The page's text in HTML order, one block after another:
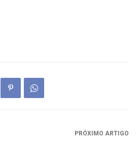
PRÓXIMO ARTIGO